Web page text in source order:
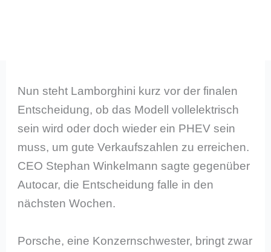
Nun steht Lamborghini kurz vor der finalen
Entscheidung, ob das Modell vollelektrisch
sein wird oder doch wieder ein PHEV sein
muss, um gute Verkaufszahlen zu erreichen.
CEO Stephan Winkelmann sagte gegenüber
Autocar, die Entscheidung falle in den
nächsten Wochen.
Porsche, eine Konzernschwester, bringt zwar